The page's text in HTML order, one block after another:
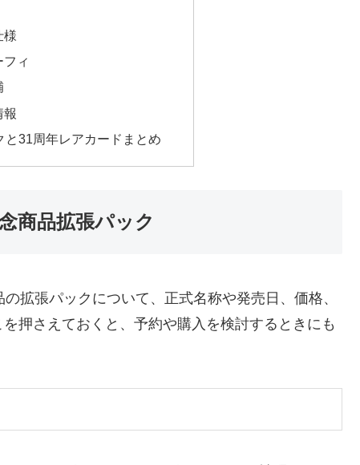
様
ィ
報
と31周年レアカードまとめ
商品拡張パック
拡張パックについて、正式名称や発売日、価格、
押さえておくと、予約や購入を検討するときにも